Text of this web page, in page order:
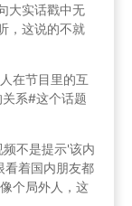
大实话戳中无
，这说的不就
在节目里的互
关系#这个话题
不是提示'该内
看着国内朋友都
个局外人，这